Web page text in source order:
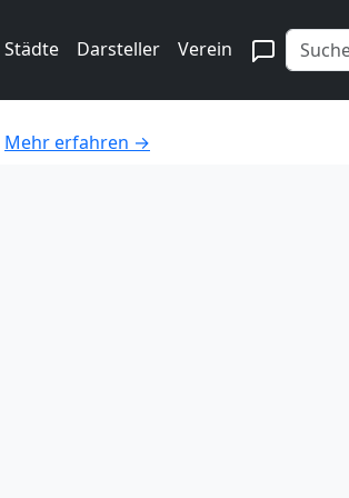
Städte Darsteller Verein
Mehr erfahren →